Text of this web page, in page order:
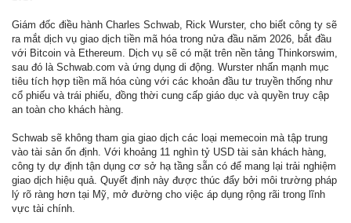
Giám đốc điều hành Charles Schwab, Rick Wurster, cho biết công ty sẽ
ra mắt dịch vụ giao dịch tiền mã hóa trong nửa đầu năm 2026, bắt đầu
với Bitcoin và Ethereum. Dịch vụ sẽ có mặt trên nền tảng Thinkorswim,
sau đó là Schwab.com và ứng dụng di động. Wurster nhấn mạnh mục
tiêu tích hợp tiền mã hóa cùng với các khoản đầu tư truyền thống như
cổ phiếu và trái phiếu, đồng thời cung cấp giáo dục và quyền truy cập
an toàn cho khách hàng.
Schwab sẽ không tham gia giao dịch các loại memecoin mà tập trung
vào tài sản ổn định. Với khoảng 11 nghìn tỷ USD tài sản khách hàng,
công ty dự định tận dụng cơ sở hạ tầng sẵn có để mang lại trải nghiệm
giao dịch hiệu quả. Quyết định này được thúc đẩy bởi môi trường pháp
lý rõ ràng hơn tại Mỹ, mở đường cho việc áp dụng rộng rãi trong lĩnh
vực tài chính.